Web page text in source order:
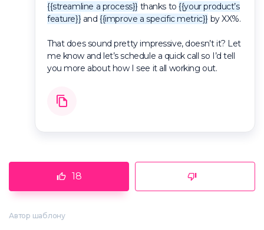
{{streamline a process}} thanks to{{your product’s
feature}} and{{improve a specific metric}} by XX%.
That does sound pretty impressive, doesn’t it? Let
me know and let’s schedule a quick call so I’d tell
you more about how I see it all working out.
18
Автор шаблону